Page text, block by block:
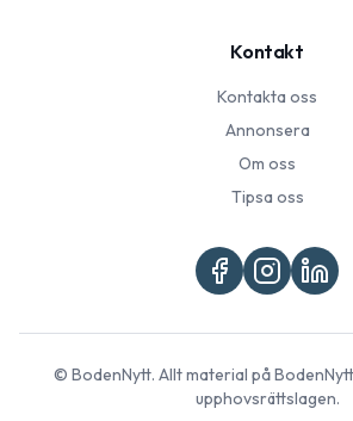
Kontakt
Kontakta oss
Annonsera
Om oss
Tipsa oss
© BodenNytt. Allt material påBodenNytt
upphovsrättslagen.